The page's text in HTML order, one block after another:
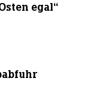
egal“